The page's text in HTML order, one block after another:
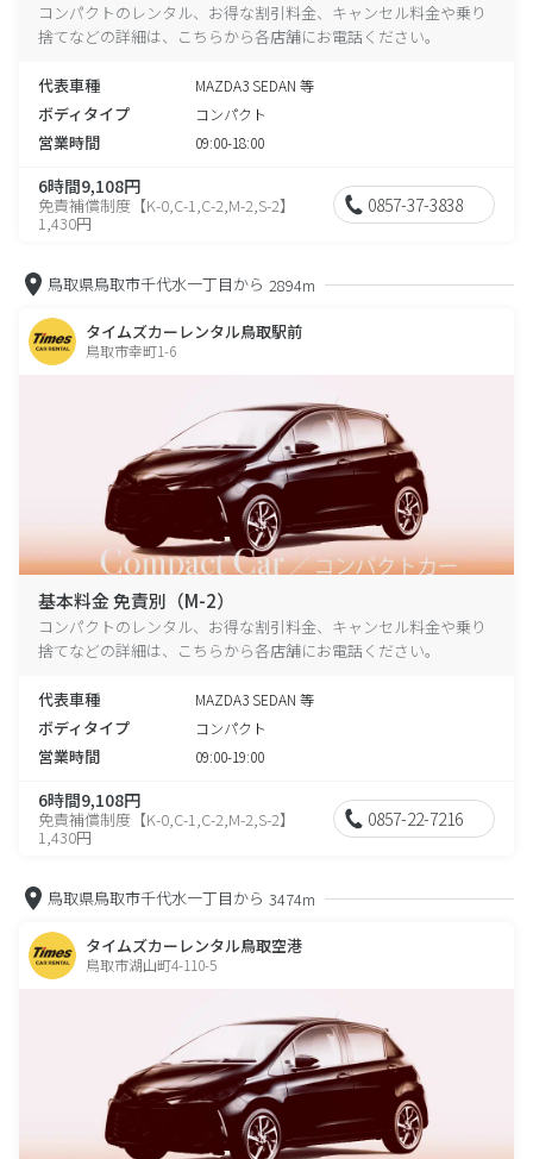
コンパクトのレンタル、お得な割引料金、キャンセル料金や乗り
捨てなどの詳細は、こちらから各店舗にお電話ください。
代表車種 MAZDA3 SEDAN 等
ボディタイプ コンパクト
営業時間 09:00-18:00
6時間9,108円
免責補償制度【K-0,C-1,C-2,M-2,S-2】
1,430円
0857-37-3838
鳥取県鳥取市千代水一丁目から 2894m
タイムズカーレンタル鳥取駅前
鳥取市幸町1-6
基本料金 免責別（M-2）
コンパクトのレンタル、お得な割引料金、キャンセル料金や乗り
捨てなどの詳細は、こちらから各店舗にお電話ください。
代表車種 MAZDA3 SEDAN 等
ボディタイプ コンパクト
営業時間 09:00-19:00
6時間9,108円
免責補償制度【K-0,C-1,C-2,M-2,S-2】
1,430円
0857-22-7216
鳥取県鳥取市千代水一丁目から 3474m
タイムズカーレンタル鳥取空港
鳥取市湖山町4-110-5